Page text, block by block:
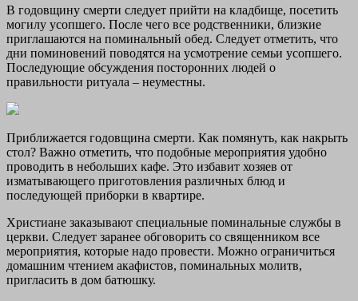
В годовщину смерти следует прийти на кладбище, посетить
могилу усопшего. После чего все родственники, близкие
приглашаются на поминальный обед. Следует отметить, что
дни поминовений поводятся на усмотрение семьи усопшего.
Последующие обсуждения посторонних людей о
правильности ритуала – неуместны.
Приближается годовщина смерти. Как помянуть, как накрыть
стол? Важно отметить, что подобные мероприятия удобно
проводить в небольших кафе. Это избавит хозяев от
изматывающего приготовления различных блюд и
последующей приборки в квартире.
Христиане заказывают специальные поминальные службы в
церкви. Следует заранее обговорить со священником все
мероприятия, которые надо провести. Можно ограничиться
домашним чтением акафистов, поминальных молитв,
пригласить в дом батюшку.